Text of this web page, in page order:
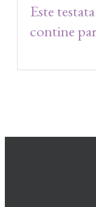
Este
contine